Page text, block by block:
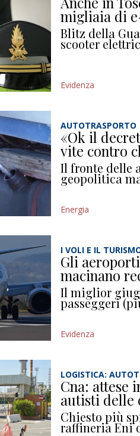
migliaia di
Blitz della
scooter
Evidenza
AUTOTRASPORTO
«Ok il
vite contro
Il fronte delle
geopolitica
Energia
I VOLI E IL
Gli
macinano
Il miglior
passeggeri
Evidenza
LOGISTICA:
Cna: attese
autisti delle
Chiesto più
raffineria Eni